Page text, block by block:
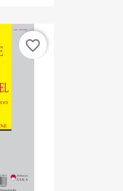
favorite_border